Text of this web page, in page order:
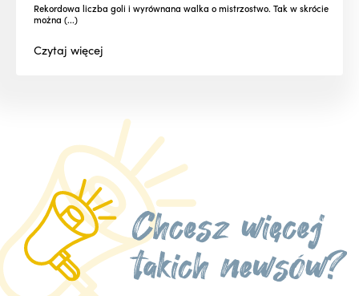
Rekordowa liczba goli i wyrównana walka o mistrzostwo. Tak w skrócie
można (...)
Czytajwięcej